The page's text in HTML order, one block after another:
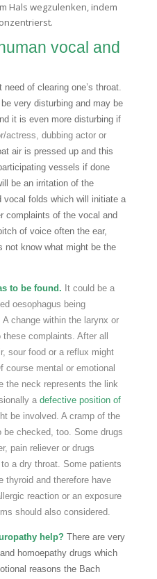
Hals wegzulenken, indem
vocal and
of clearing one’s throat.
very disturbing and may be
it is even more disturbing if
actress, dubbing actor or
air is pressed up and this
vessels if done
be an irritation of the
vocal folds which will initiate a
complaints of the vocal and
of voice often the ear,
not know what might be the
to be found. It could be a
oesophagus being
change within the larynx or
complaints. After all
sour food or a reflux might
course mental or emotional
the neck represents the link
a defective position of
be involved. A cramp of the
checked, too. Some drugs
pain reliever or drugs
a dry throat. Some patients
thyroid and therefore have
reaction or an exposure
should also considered.
help? There are very
homoepathy drugs which
reasons the Bach